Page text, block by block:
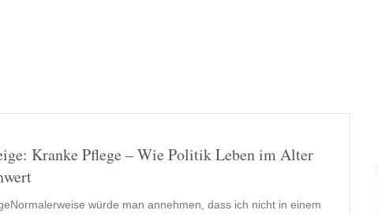
Kranke Pflege – Wie Politik Leben im Alter
würde man annehmen, dass ich nicht in einem